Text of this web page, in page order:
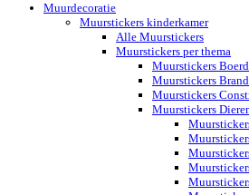
Muurdecoratie
Muurstickers kinderkamer
Alle Muurstickers
Muurstickers per thema
Muurstickers
Muurstickers
Muurstickers
Muurstickers